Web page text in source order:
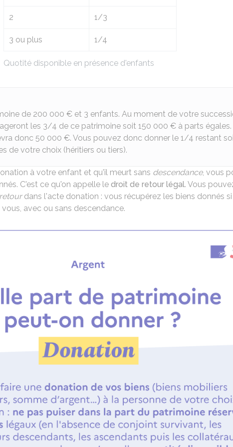
Quotité disponible en présence d'enfants
2 1/3
3 ou plus 1/4
de 200 000 € et 3 enfants. Au moment de votre
les 3/4 de ce patrimoine soit 150 000 € à parts égales.
donc 50 000 €. Vous pouvez donc donner le 1/4 restant
de votre choix (héritiers ou tiers).
à votre enfant et qu'il meurt sans descendance, vous
C'est ce qu'on appelle le droit de retour légal. Vous
dans l'acte donation : vous récupérez les biens donnés
avec ou sans descendance.